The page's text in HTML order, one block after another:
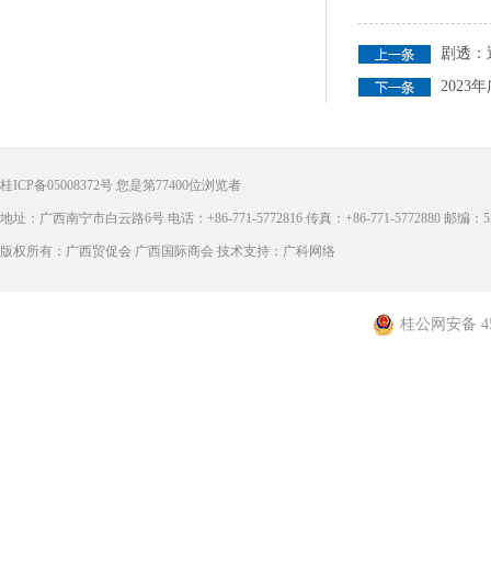
剧透
2023
桂ICP备05008372号 您是第77400位浏览者
地址：广西南宁市白云路6号 电话：+86-771-5772816 传真：+86-771-5772880 邮编：
版权所有：广西贸促会 广西国际商会 技术支持：广科网络
桂公网安备